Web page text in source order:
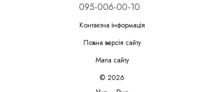
095-006-00-10
Контактна інформація
Повна версія сайту
Мапа сайту
© 2026